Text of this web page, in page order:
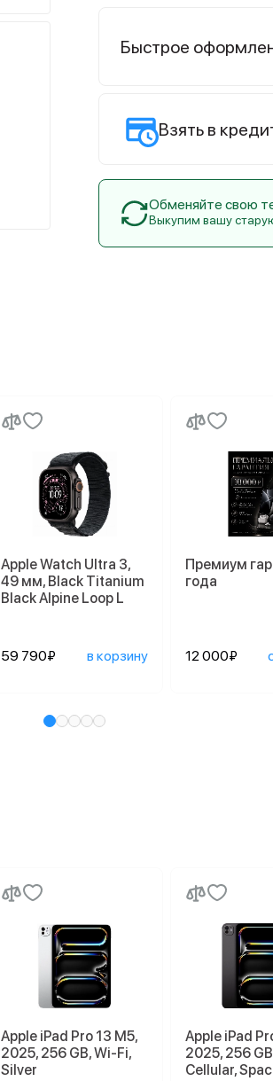
Быстрое
Взять в
Обменяйте свою
Выкупим вашу
Apple Watch Ultra 3,
49 мм, Black Titanium
Black Alpine Loop L
59 790₽ в корзину
Премиум
года
12 000₽
Apple iPad Pro 13 M5,
2025, 256 GB, Wi-Fi,
Silver
Apple iPad
2025, 256
Cellular,